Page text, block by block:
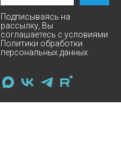
Подписываясь на
рассылку, Вы
соглашаетесь с условиями
Политики обработки
персональных данных